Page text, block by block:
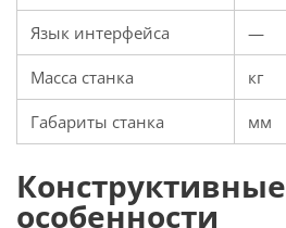
Язык интерфейса —
Масса станка кг
Габариты станка мм
Конструктивные
особенности